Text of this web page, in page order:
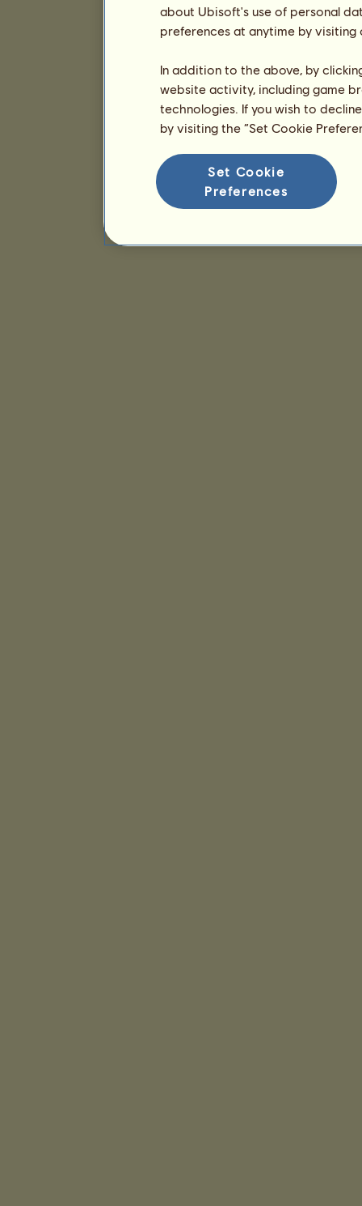
about Ubisoft's use of personal
preferences at anytime by
In addition to the above, by
website activity, including game
technologies. If you wish to
by visiting the “Set Cookie
Set Cookie
Preferences